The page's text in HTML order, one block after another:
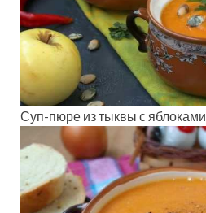
Суп-пюре из тыквы с яблоками